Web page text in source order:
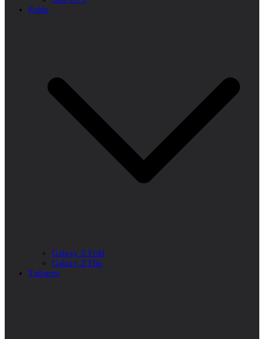
Folds
Galaxy Z Fold
Galaxy Z Flip
Таблети